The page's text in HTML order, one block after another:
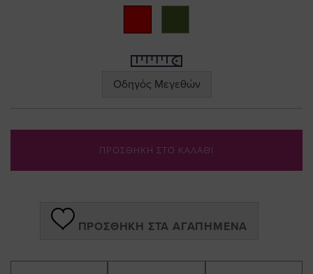
Οδηγός Μεγεθών
ΠΡΟΣΘΗΚΗ ΣΤΟ ΚΑΛΑΘΙ
ΠΡΟΣΘΉΚΗ ΣΤΑ ΑΓΑΠΗΜΈΝΑ